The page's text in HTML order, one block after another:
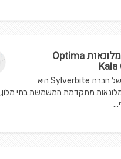
חיבור מערכת מלונאות Optima
מערכת Optima של חברת Sylverbite היא
מתקדמת המשמשת בתי מלון,